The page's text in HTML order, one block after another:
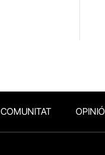
COMUNITAT OPINIÓ